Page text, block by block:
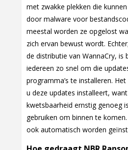
met zwakke plekken die
door malware voor
meestal worden ze opgelost
zich ervan bewust wordt.
de distributie van WannaCry, is
iedereen zo snel om die
programma’s te installeren.
u deze updates installeert,
kwetsbaarheid ernstig genoeg
gebruiken om binnen te
ook automatisch worden